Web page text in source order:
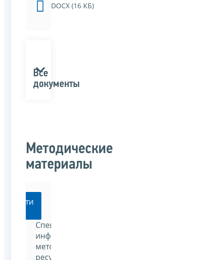
DOCX (16 КБ)
Все
документы
Методические
материалы
Перейти
Специализированный
информационно-
методический
ресурс